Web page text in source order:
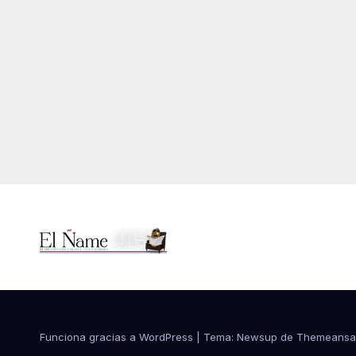
Funciona gracias a WordPress Tema: Newsup de